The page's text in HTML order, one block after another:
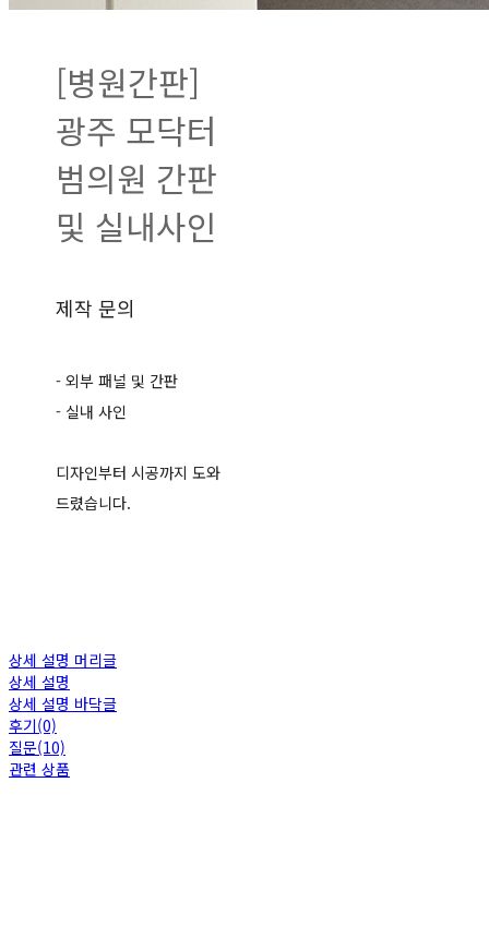
[병원간판]
광주 모닥터
범의원 간판
및 실내사인
제작 문의
- 외부 패널 및 간판
- 실내 사인
디자인부터 시공까지 도와
드렸습니다.
상세 설명 머리글
상세 설명
상세 설명 바닥글
후기(0)
질문(10)
관련 상품